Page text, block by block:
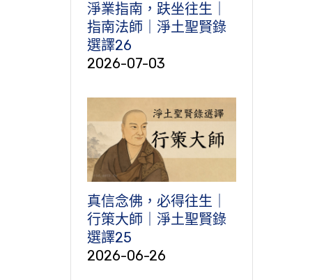
淨業指南，趺坐往生｜
指南法師｜淨土聖賢錄
選譯26
2026-07-03
真信念佛，必得往生｜
行策大師｜淨土聖賢錄
選譯25
2026-06-26